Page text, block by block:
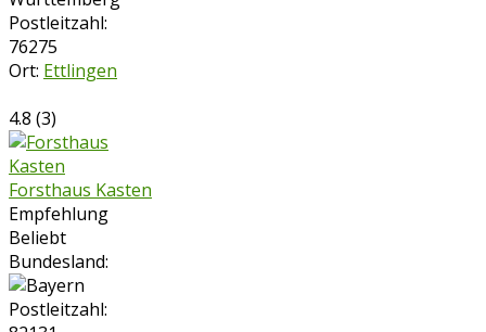
Postleitzahl:
76275
Ort: Ettlingen
4.8 (3)
Forsthaus Kasten
Empfehlung
Beliebt
Bundesland:
Postleitzahl: